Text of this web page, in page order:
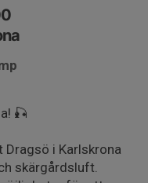
🎣
Dragsö i Karlskrona
skärgårdsluft.